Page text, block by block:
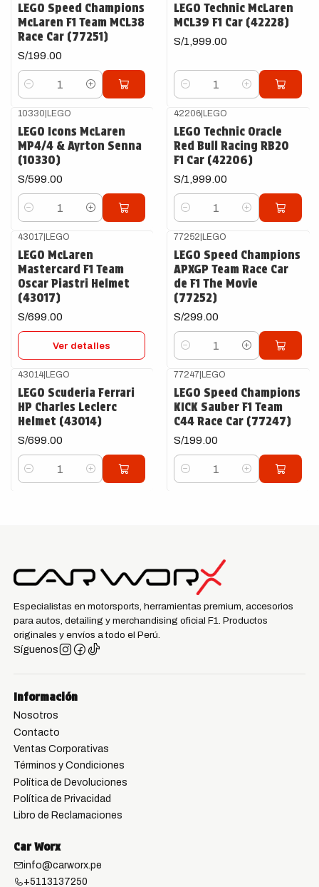
LEGO Speed Champions
McLaren F1 Team MCL38
Race Car (77251)
S/199.00
Cantidad
LEGO Technic McLaren
MCL39 F1 Car (42228)
S/1,999.00
Cantidad
10330|LEGO
LEGO Icons McLaren
MP4/4 & Ayrton Senna
(10330)
S/599.00
Cantidad
42206|LEGO
LEGO Technic Oracle
Red Bull Racing RB20
F1 Car (42206)
S/1,999.00
Cantidad
43017|LEGO
LEGO McLaren
Mastercard F1 Team
Oscar Piastri Helmet
(43017)
S/699.00
Ver detalles
77252|LEGO
LEGO Speed Champions
APXGP Team Race Car
de F1 The Movie
(77252)
S/299.00
Cantidad
43014|LEGO
LEGO Scuderia Ferrari
HP Charles Leclerc
Helmet (43014)
S/699.00
Cantidad
77247|LEGO
LEGO Speed Champions
KICK Sauber F1 Team
C44 Race Car (77247)
S/199.00
Cantidad
Especialistas en motorsports, herramientas premium, accesorios
para autos, detailing y merchandising oficial F1. Productos
originales y envíos a todo el Perú.
Síguenos
Información
Nosotros
Contacto
Ventas Corporativas
Términos y Condiciones
Política de Devoluciones
Política de Privacidad
Libro de Reclamaciones
Car Worx
info@carworx.pe
+5113137250